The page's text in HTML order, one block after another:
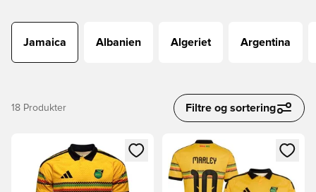
Jamaica Albanien Algeriet Argentina
18 Produkter Filtre og sortering
Åbner en Modal til at logge ind eller tilmelde dig som
Åbner en Modal til at logge